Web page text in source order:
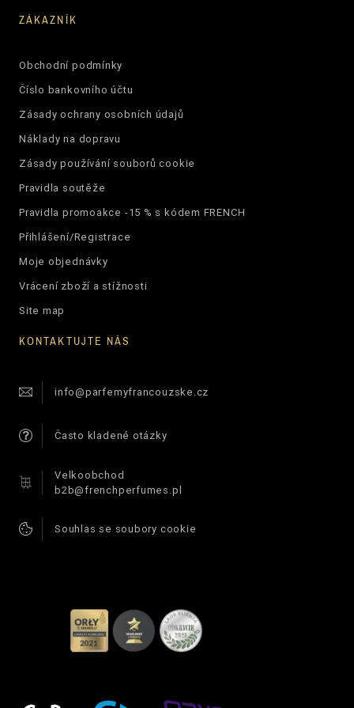
ZÁKAZNÍK
Obchodní podmínky
Číslo bankovního účtu
Zásady ochrany osobních údajů
Náklady na dopravu
Zásady používání souborů cookie
Pravidla soutěže
Pravidla promoakce -15 % s kódem FRENCH
Přihlášení/Registrace
Moje objednávky
Vrácení zboží a stížnosti
Site map
KONTAKTUJTE NÁS
info@parfemyfrancouzske.cz
Často kladené otázky
Velkoobchod
b2b@frenchperfumes.pl
Souhlas se soubory cookie